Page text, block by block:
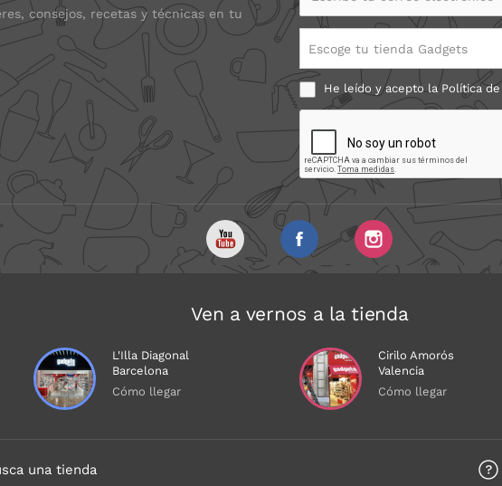
consejos, recetas y técnicas en tu
Escoge tu tienda Gadgets
He leído y acepto la Política
Ven a vernos a la tienda
L'Illa Diagonal
Barcelona
Cómo llegar
Cirilo Amorós
Valencia
Cómo llegar
una tienda